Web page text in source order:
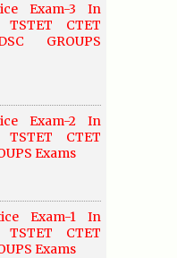
Exam-3 In
CTET
GROUPS
Exam-2 In
CTET
Exams
Exam-1 In
CTET
Exams